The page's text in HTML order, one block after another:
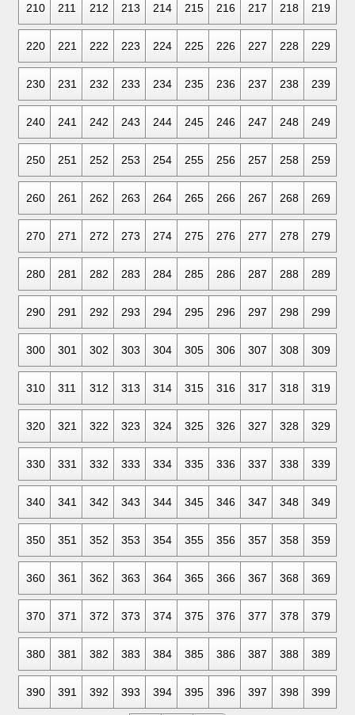
210 211 212 213 214 215 216 217 218 219
220 221 222 223 224 225 226 227 228 229
230 231 232 233 234 235 236 237 238 239
240 241 242 243 244 245 246 247 248 249
250 251 252 253 254 255 256 257 258 259
260 261 262 263 264 265 266 267 268 269
270 271 272 273 274 275 276 277 278 279
280 281 282 283 284 285 286 287 288 289
290 291 292 293 294 295 296 297 298 299
300 301 302 303 304 305 306 307 308 309
310 311 312 313 314 315 316 317 318 319
320 321 322 323 324 325 326 327 328 329
330 331 332 333 334 335 336 337 338 339
340 341 342 343 344 345 346 347 348 349
350 351 352 353 354 355 356 357 358 359
360 361 362 363 364 365 366 367 368 369
370 371 372 373 374 375 376 377 378 379
380 381 382 383 384 385 386 387 388 389
390 391 392 393 394 395 396 397 398 399